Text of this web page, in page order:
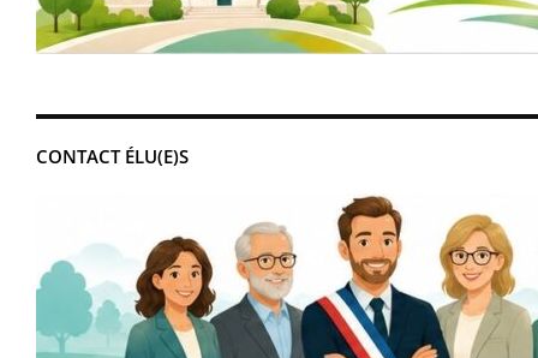
CONTACT ÉLU(E)S